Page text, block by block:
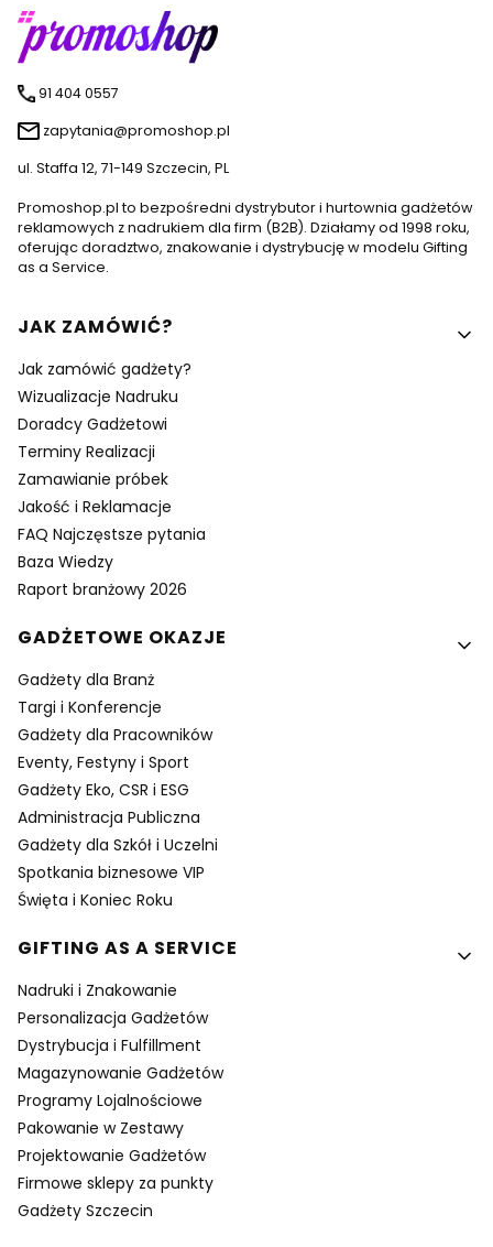
91 404 0557
zapytania@promoshop.pl
ul. Staffa 12, 71-149 Szczecin, PL
Promoshop.pl to bezpośredni dystrybutor i hurtownia gadżetów
reklamowych z nadrukiem dla firm (B2B). Działamy od 1998 roku,
oferując doradztwo, znakowanie i dystrybucję w modelu Gifting
as a Service.
Linki w stopce
JAK ZAMÓWIĆ?
Jak zamówić gadżety?
Wizualizacje Nadruku
Doradcy Gadżetowi
Terminy Realizacji
Zamawianie próbek
Jakość i Reklamacje
FAQ Najczęstsze pytania
Baza Wiedzy
Raport branżowy 2026
GADŻETOWE OKAZJE
Gadżety dla Branż
Targi i Konferencje
Gadżety dla Pracowników
Eventy, Festyny i Sport
Gadżety Eko, CSR i ESG
Administracja Publiczna
Gadżety dla Szkół i Uczelni
Spotkania biznesowe VIP
Święta i Koniec Roku
GIFTING AS A SERVICE
Nadruki i Znakowanie
Personalizacja Gadżetów
Dystrybucja i Fulfillment
Magazynowanie Gadżetów
Programy Lojalnościowe
Pakowanie w Zestawy
Projektowanie Gadżetów
Firmowe sklepy za punkty
Gadżety Szczecin